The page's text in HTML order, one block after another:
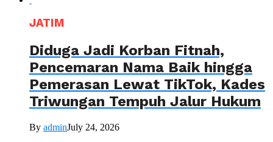
JATIM
Diduga Jadi Korban Fitnah,
Pencemaran Nama Baik hingga
Pemerasan Lewat TikTok, Kades
Triwungan Tempuh Jalur Hukum
By adminJuly 24, 2026